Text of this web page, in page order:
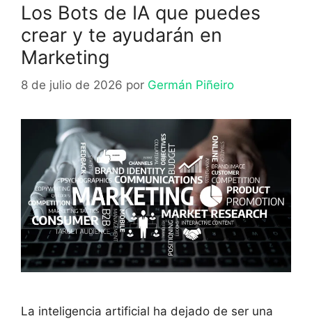
Los Bots de IA que puedes
crear y te ayudarán en
Marketing
8 de julio de 2026 por Germán Piñeiro
La inteligencia artificial ha dejado de ser una